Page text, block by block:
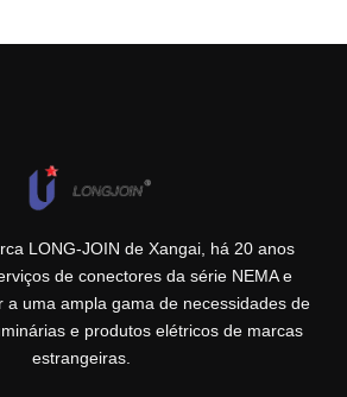
LONG-JOIN de Xangai, há 20 anos
de conectores da série NEMA e
a uma ampla gama de necessidades de
e produtos elétricos de marcas
estrangeiras.